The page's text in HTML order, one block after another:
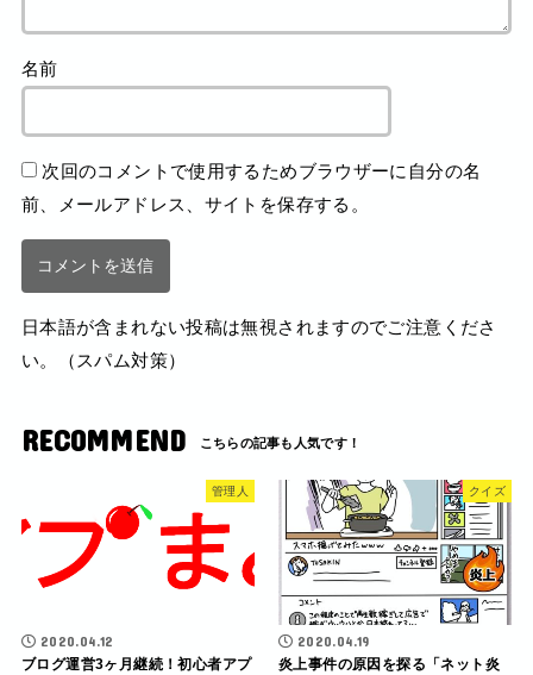
名前
次回のコメントで使用するためブラウザーに自分の名
前、メールアドレス、サイトを保存する。
日本語が含まれない投稿は無視されますのでご注意くださ
い。（スパム対策）
RECOMMEND
管理人
2020.04.12
ブログ運営3ヶ月継続！初心者アプ
クイズ
2020.04.19
炎上事件の原因を探る「ネット炎